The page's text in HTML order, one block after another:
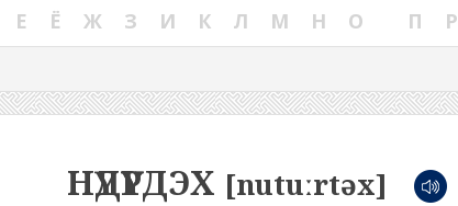
Е Ё Ж З И К Л М Н О П Р
НҮДҮҮРДЭХ [nutuːrtəx]